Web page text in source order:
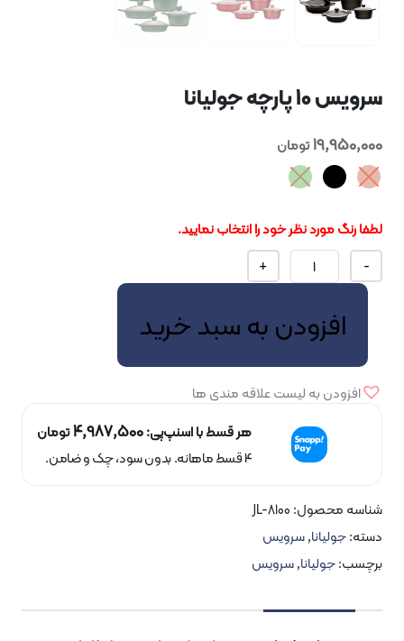
تومان
سرویس
به سبد خرید
به لیست علاقه مندی ها
هر قسط با اسنپ‌پی:4,987,500تومان
۴ قسط ماهانه. بدون سود، چک و ضامن.
JL-8100
,سرویس
جولیانا,سرویس